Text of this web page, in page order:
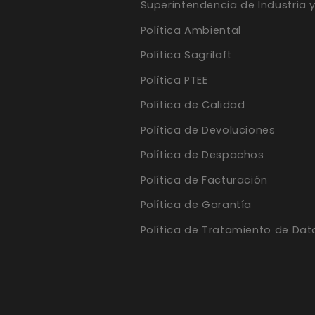
Superintendencia de Industria
Política Ambiental
Política Sagrilaft
Política PTEE
Política de Calidad
Política de Devoluciones
Política de Despachos
Política de Facturación
Política de Garantía
Política de Tratamiento de